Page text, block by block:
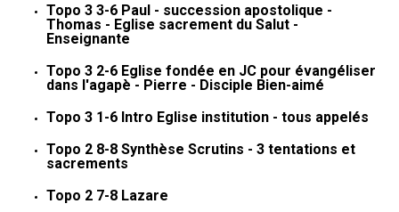
Topo 3 3-6 Paul - succession apostolique -
Thomas - Eglise sacrement du Salut -
Enseignante
Topo 3 2-6 Eglise fondée en JC pour évangéliser
dans l'agapè - Pierre - Disciple Bien-aimé
Topo 3 1-6 Intro Eglise institution - tous appelés
Topo 2 8-8 Synthèse Scrutins - 3 tentations et
sacrements
Topo 2 7-8 Lazare